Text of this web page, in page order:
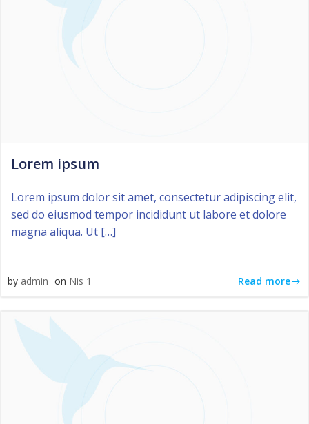
Lorem ipsum
Lorem ipsum dolor sit amet, consectetur adipiscing elit,
sed do eiusmod tempor incididunt ut labore et dolore
magna aliqua. Ut […]
by admin on Nis 1 Read more